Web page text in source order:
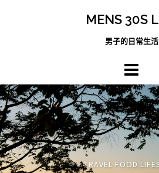
MENS 30S
男子的日常生活
TRAVEL FOOD